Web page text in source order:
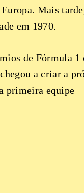
Mais
em 1970.
de Fórmula 1
a criar a
primeira equipe